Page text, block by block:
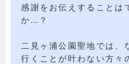
感謝をお伝えすることは
か…？
二見ヶ浦公園聖地では、
行くことが叶わない方々